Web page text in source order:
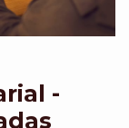
-